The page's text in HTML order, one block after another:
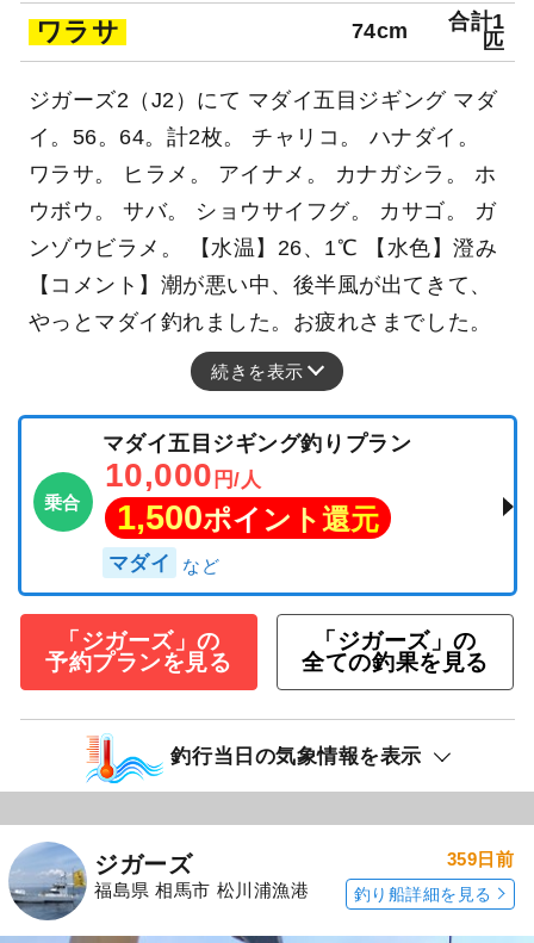
ワラサ 74cm
合計1
匹
ジガーズ2（J2）にて マダイ五目ジギング マダ
イ。56。64。計2枚。 チャリコ。 ハナダイ。
ワラサ。 ヒラメ。 アイナメ。 カナガシラ。 ホ
ウボウ。 サバ。 ショウサイフグ。 カサゴ。 ガ
ンゾウビラメ。 【水温】26、1℃ 【水色】澄み
【コメント】潮が悪い中、後半風が出てきて、
やっとマダイ釣れました。お疲れさまでした。
続きを表示
乗合
マダイ五目ジギング釣りプラン
10,000 円/人
1,500ポイント還元
マダイ
「ジガーズ」の
予約プランを見る
「ジガーズ」の
全ての釣果を見る
釣行当日の気象情報を表示
ジガーズ
福島県 相馬市 松川浦漁港
359日前
釣り船詳細を見る